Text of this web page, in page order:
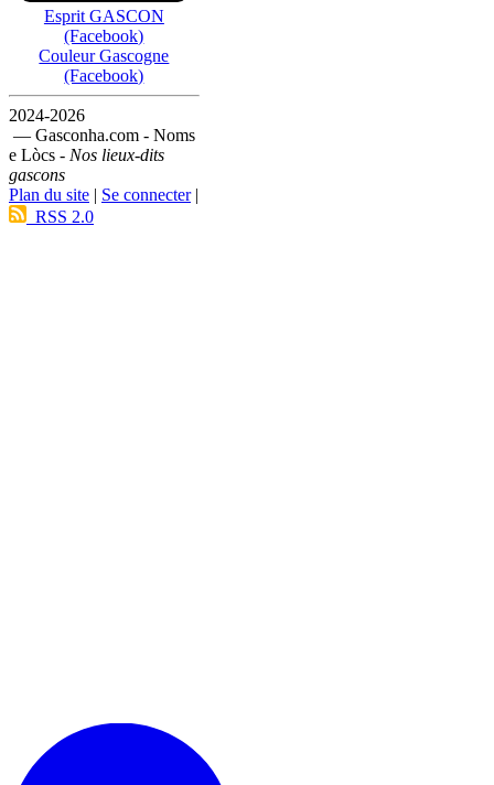
Esprit GASCON
(Facebook)
Couleur Gascogne
(Facebook)
2024-2026
— Gasconha.com - Noms
e Lòcs - Nos lieux-dits
gascons
Plan du site | Se connecter|
RSS 2.0